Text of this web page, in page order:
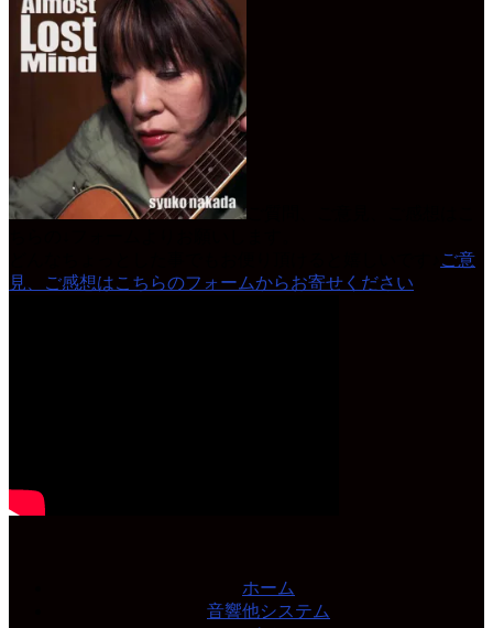
ご意
見、ご感想はこちらのフォームからお寄せください
ホーム
音響他システム